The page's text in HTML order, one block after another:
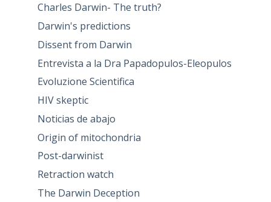
Charles Darwin- The truth?
Darwin's predictions
Dissent from Darwin
Entrevista a la Dra Papadopulos-Eleopulos
Evoluzione Scientifica
HIV skeptic
Noticias de abajo
Origin of mitochondria
Post-darwinist
Retraction watch
The Darwin Deception